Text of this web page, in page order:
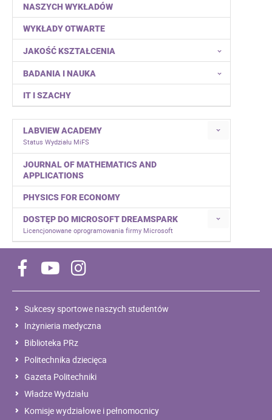
NASZYCH WYKŁADÓW
WYKŁADY OTWARTE
JAKOŚĆ KSZTAŁCENIA
BADANIA I NAUKA
IT I SZACHY
LABVIEW ACADEMY
Status Wydziału MiFS
JOURNAL OF MATHEMATICS AND
APPLICATIONS
PHYSICS FOR ECONOMY
DOSTĘP DO MICROSOFT DREAMSPARK
Licencjonowane oprogramowania firmy Microsoft
Sukcesy sportowe naszych studentów
Inżynieria medyczna
Biblioteka PRz
Politechnika dziecięca
Gazeta Politechniki
Władze Wydziału
Komisje wydziałowe i pełnomocnicy